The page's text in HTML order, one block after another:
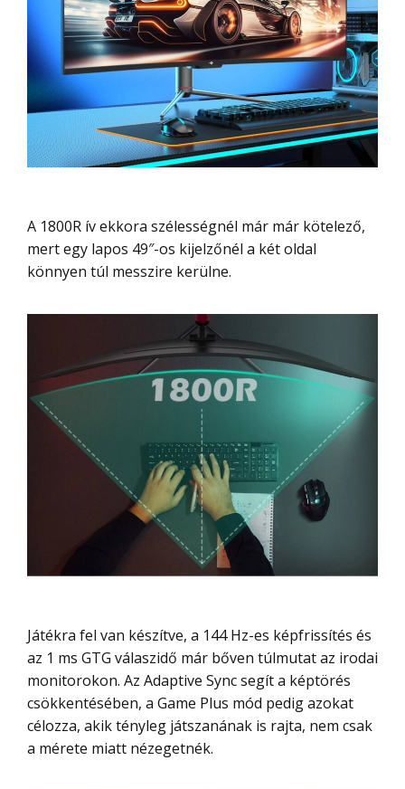
A 1800R ív ekkora szélességnél már már kötelező,
mert egy lapos 49″-os kijelzőnél a két oldal
könnyen túl messzire kerülne.
Játékra fel van készítve, a 144 Hz-es képfrissítés és
az 1 ms GTG válaszidő már bőven túlmutat az irodai
monitorokon. Az Adaptive Sync segít a képtörés
csökkentésében, a Game Plus mód pedig azokat
célozza, akik tényleg játszanának is rajta, nem csak
a mérete miatt nézegetnék.